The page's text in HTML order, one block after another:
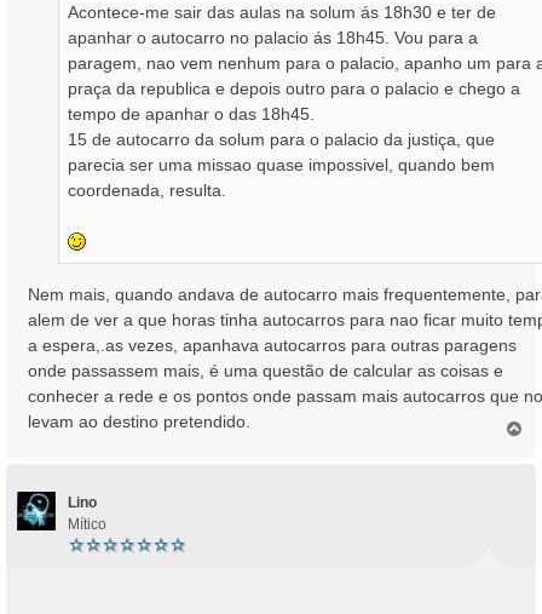
Acontece-me sair das aulas na solum ás 18h30 e ter de
apanhar o autocarro no palacio ás 18h45. Vou para a
paragem, nao vem nenhum para o palacio, apanho um para
praça da republica e depois outro para o palacio e chego a
tempo de apanhar o das 18h45.
15 de autocarro da solum para o palacio da justiça, que
parecia ser uma missao quase impossivel, quando bem
coordenada, resulta.
Nem mais, quando andava de autocarro mais frequentemente,
alem de ver a que horas tinha autocarros para nao ficar muito
a espera,.as vezes, apanhava autocarros para outras paragens
onde passassem mais, é uma questão de calcular as coisas e
conhecer a rede e os pontos onde passam mais autocarros que
levam ao destino pretendido.
Lino
Mítico